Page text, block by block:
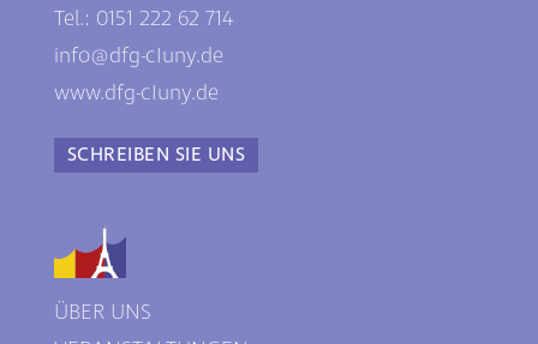
Tel.: 0151 222 62 714
info@dfg-cIuny.de
www.dfg-cIuny.de
SCHREIBEN SIE UNS
ÜBER UNS